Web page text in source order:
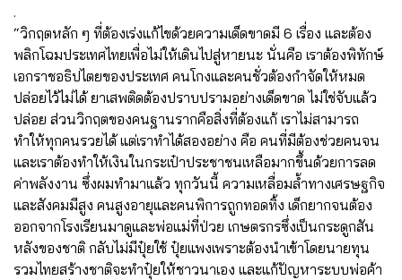
.
“วิกฤตหลัก ๆ ที่ต้องเร่งแก้ไขด้วยความเด็ดขาดมี 6 เรื่อง และต้อง
พลิกโฉมประเทศไทยเพื่อไม่ให้เดินไปสู่หายนะ นั่นคือ เราต้องพิทักษ์
เอกราชอธิปไตยของประเทศ คนโกงและคนชั่วต้องกำจัดให้หมด
ปล่อยไว้ไม่ได้ ยาเสพติดต้องปราบปรามอย่างเด็ดขาด ไม่ใช่จับแล้ว
ปล่อย ส่วนวิกฤตของคนฐานรากคือสิ่งที่ต้องแก้ เราไม่สามารถ
ทำให้ทุกคนรวยได้ แต่เราทำได้สองอย่าง คือ คนที่มีต้องช่วยคนจน
และเราต้องทำให้เงินในกระเป๋าประชาชนเหลือมากขึ้นด้วยการลด
ค่าพลังงาน ซึ่งผมทำมาแล้ว ทุกวันนี้ ความเหลื่อมล้ำทางเศรษฐกิจ
และสังคมมีสูง คนสูงอายุและคนพิการถูกทอดทิ้ง เด็กยากจนต้อง
ออกจากโรงเรียนมาดูและพ่อแม่ที่ป่วย เกษตรกรซึ่งเป็นกระดูกสัน
หลังของชาติ กลับไม่มีปุ๋ยใช้ ปุ๋ยแพงเพราะต้องนำเข้าโดยนายทุน
รวมไทยสร้างชาติจะทำปุ๋ยให้ชาวนาเอง และแก้ปัญหาระบบพ่อค้า